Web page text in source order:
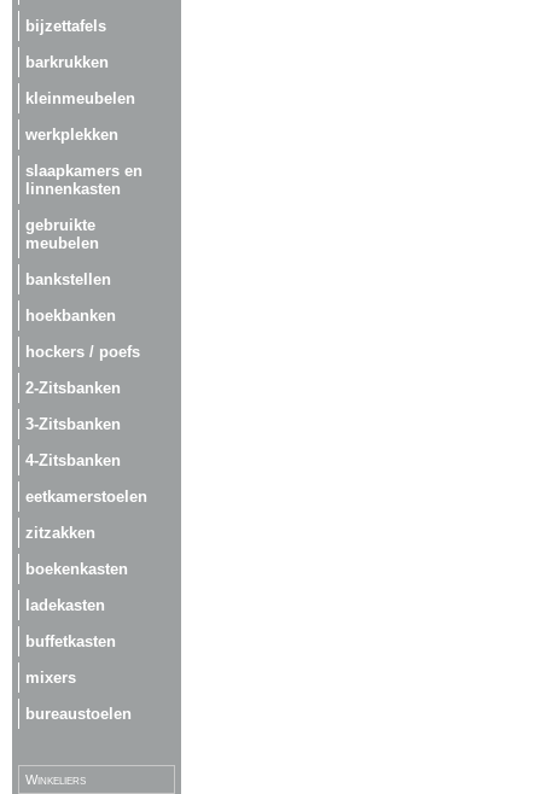
bijzettafels
barkrukken
kleinmeubelen
werkplekken
slaapkamers en
linnenkasten
gebruikte
meubelen
bankstellen
hoekbanken
hockers / poefs
2-Zitsbanken
3-Zitsbanken
4-Zitsbanken
eetkamerstoelen
zitzakken
boekenkasten
ladekasten
buffetkasten
mixers
bureaustoelen
Winkeliers